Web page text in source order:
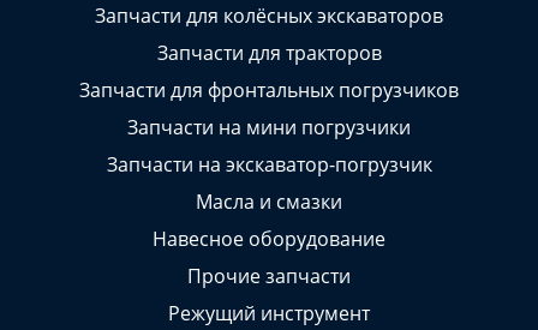
Запчасти для колёсных экскаваторов
Запчасти для тракторов
Запчасти для фронтальных погрузчиков
Запчасти на мини погрузчики
Запчасти на экскаватор-погрузчик
Масла и смазки
Навесное оборудование
Прочие запчасти
Режущий инструмент